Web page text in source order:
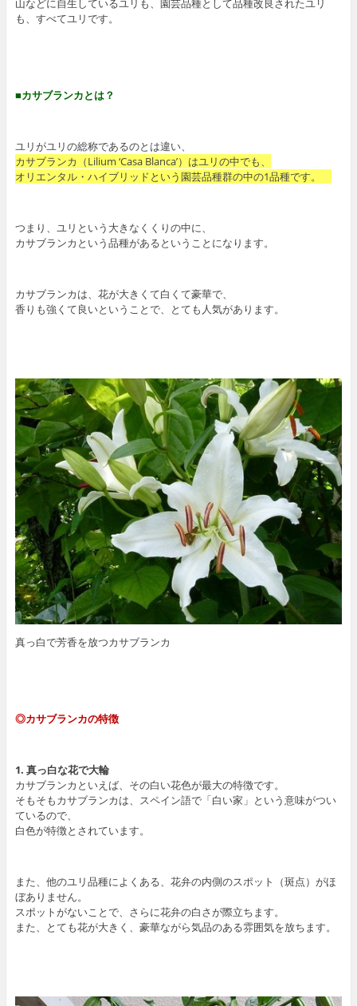
山などに自生しているユリも、園芸品種として品種改良されたユリ
も、すべてユリです。
■カサブランカとは？
ユリがユリの総称であるのとは違い、
カサブランカ（Lilium ‘Casa Blanca’）はユリの中でも、
オリエンタル・ハイブリッドという園芸品種群の中の1品種です。
つまり、ユリという大きなくくりの中に、
カサブランカという品種があるということになります。
カサブランカは、花が大きくて白くて豪華で、
香りも強くて良いということで、とても人気があります。
真っ白で芳香を放つカサブランカ
◎カサブランカの特徴
1. 真っ白な花で大輪
カサブランカといえば、その白い花色が最大の特徴です。
そもそもカサブランカは、スペイン語で「白い家」という意味がつい
ているので、
白色が特徴とされています。
また、他のユリ品種によくある、花弁の内側のスポット（斑点）がほ
ぼありません。
スポットがないことで、さらに花弁の白さが際立ちます。
また、とても花が大きく、豪華ながら気品のある雰囲気を放ちます。